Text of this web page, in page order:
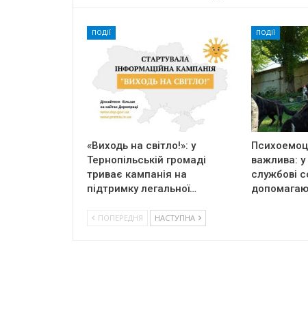
ПОДІЇ
«Виходь на світло!»: у
Тернопільській громаді
триває кампанія на
підтримку легальної…
ПОДІЇ
важлива: у
службові
ПОПЕРЕДНЯ НАСТУПНА